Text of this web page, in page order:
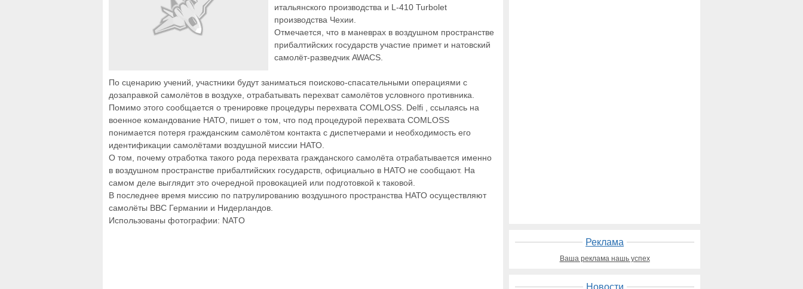
итальянского производства и L-410 Turbolet
производства Чехии.
Отмечается, что в маневрах в воздушном пространстве
прибалтийских государств участие примет и натовский
самолёт-разведчик AWACS.
По сценарию учений, участники будут заниматься поисково-спасательными операциями с
дозаправкой самолётов в воздухе, отрабатывать перехват самолётов условного противника.
Помимо этого сообщается о тренировке процедуры перехвата COMLOSS. Delfi , ссылаясь на
военное командование НАТО, пишет о том, что под процедурой перехвата COMLOSS
понимается потеря гражданским самолётом контакта с диспетчерами и необходимость его
идентификации самолётами воздушной миссии НАТО.
О том, почему отработка такого рода перехвата гражданского самолёта отрабатывается именно
в воздушном пространстве прибалтийских государств, официально в НАТО не сообщают. На
самом деле выглядит это очередной провокацией или подготовкой к таковой.
В последнее время миссию по патрулированию воздушного пространства НАТО осуществляют
самолёты ВВС Германии и Нидерландов.
Использованы фотографии: NATO
Реклама
Ваша реклама нашь успех
Новости